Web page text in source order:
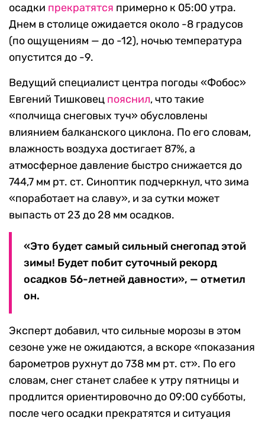
осадки прекратятся примерно к 05:00 утра.
Днем в столице ожидается около -8 градусов
(по ощущениям — до -12), ночью температура
опустится до -9.
Ведущий специалист центра погоды «Фобос»
Евгений Тишковец пояснил, что такие
«полчища снеговых туч» обусловлены
влиянием балканского циклона. По его словам,
влажность воздуха достигает 87%, а
атмосферное давление быстро снижается до
744,7 мм рт. ст. Синоптик подчеркнул, что зима
«поработает на славу», и за сутки может
выпасть от 23 до 28 мм осадков.
«Это будет самый сильный снегопад этой
зимы! Будет побит суточный рекорд
осадков 56-летней давности», — отметил
он.
Эксперт добавил, что сильные морозы в этом
сезоне уже не ожидаются, а вскоре «показания
барометров рухнут до 738 мм рт. ст». По его
словам, снег станет слабее к утру пятницы и
продлится ориентировочно до 09:00 субботы,
после чего осадки прекратятся и ситуация